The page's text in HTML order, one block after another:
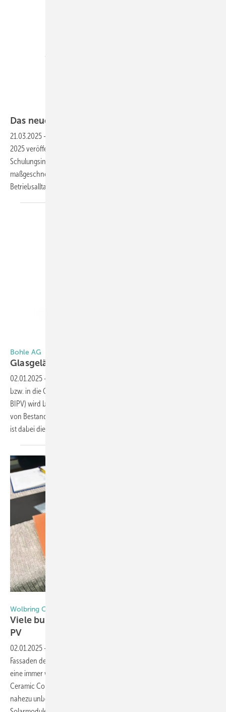
Das neue Programm der heroal Academy ist
21.03.2025 -
2025 veröffentlicht. Mit dem vielseitig gestalteten Angebot, das fast 50
Schulungsinhalte umfasst, können Seminare, Online-Formate sowie
maßgeschneiderte Schulungsmaßnahmen individuell in den
Betriebsalltag integriert werden. Hier die
Bohle AG
Glasgeländer mit
02.01.2025 -
bzw. in die Gebäudehülle (= gebäudeintegrierte Photovoltaik oder
BIPV) wird bei der Planung von Neubauten sowie bei der Sanierung
von Bestandsgebäuden zunehmend wichtiger. Eine elegante Lösung
ist dabei die Integration von PV-Elementen
Wolbring Ceramic Colors
Viele bunte Farben für die Fassaden integrierte
PV
02.01.2025 -
Fassaden der Einsatz von gebäudeintegrierter Photovoltaik (BIPV)
eine immer wichtigere Rolle. Mit der ColorQuant-Technologie von
Ceramic Colors Wolbring steht eine Lösung zur Verfügung, die eine
nahezu unbegrenzte Farbvielfalt ermöglicht, ohne die Effizienz der